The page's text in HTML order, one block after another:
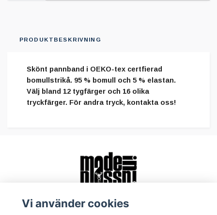
PRODUKTBESKRIVNING
Skönt pannband i OEKO-tex certfierad
bomullstrikå. 95 % bomull och 5 % elastan.
Välj bland 12 tygfärger och 16 olika
tryckfärger. För andra tryck, kontakta oss!
Vi använder cookies